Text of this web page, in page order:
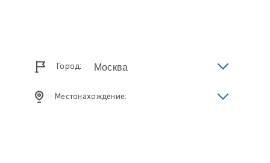
Город:
Местонахождение: